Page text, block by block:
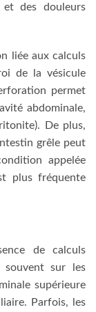
et des douleurs
liée aux calculs
de la vésicule
permet
abdominale,
De plus,
grêle peut
appelée
plus fréquente
de calculs
sur les
supérieure
Parfois, les